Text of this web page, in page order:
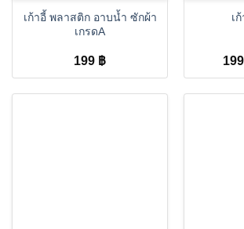
เก้าอี้ พลาสติก อาบน้ำ ซักผ้า
เกรดA
199 ฿
เ
199